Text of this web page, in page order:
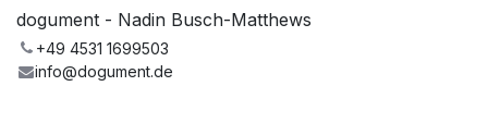
dogument - Nadin Busch-Matthews
+49 4531 1699503
info@dogument.de